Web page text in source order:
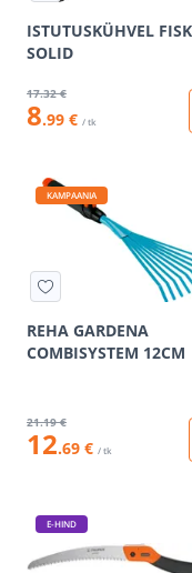
ISTUTUSKÜHVEL
SOLID
17.32 €
8.99 € / tk
KAMPAANIA
REHA GARDENA
COMBISYSTEM 12CM
21.19 €
12.69 € / tk
E-HIND